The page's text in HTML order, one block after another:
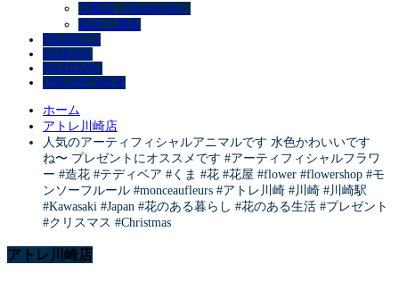
大船店（Instagram）
仙台三越店
PRODUCT
SCHOOL
WEDDING
ONLINE SHOP
ホーム
アトレ川崎店
人気のアーティフィシャルアニマルです 水色かわいいです
ね〜 プレゼントにオススメです #アーティフィシャルフラワ
ー #造花 #テディベア #くま #花 #花屋 #flower #flowershop #モ
ンソーフルール #monceaufleurs #アトレ川崎 #川崎 #川崎駅
#Kawasaki #Japan #花のある暮らし #花のある生活 #プレゼント
#クリスマス #Christmas
アトレ川崎店